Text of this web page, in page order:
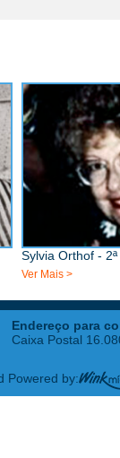
Sylvia Orthof -
Ver Mais >
Endereço para
Caixa Postal
Powered by: